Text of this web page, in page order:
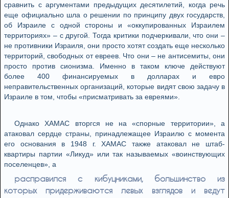
сравнить с аргументами предыдущих десятилетий, когда речь
еще официально шла о решении по принципу двух государств,
об Израиле с одной стороны и «оккупированных Израилем
территориях» – с другой. Тогда критики подчеркивали, что они –
не противники Израиля, они просто хотят создать еще несколько
территорий, свободных от евреев. Что они – не антисемиты, они
просто против сионизма. Именно в таком ключе действуют
более 400 финансируемых в долларах и евро
неправительственных организаций, которые видят свою задачу в
Израиле в том, чтобы «присматривать за евреями».
Однако ХАМАС вторгся не на «спорные территории», а
атаковал сердце страны, принадлежащее Израилю с момента
его основания в 1948 г. ХАМАС также атаковал не штаб-
квартиры партии «Ликуд» или так называемых «воинствующих
поселенцев», а
расправился с кибуцниками, большинство из
которых придерживаются левых взглядов и ведyт